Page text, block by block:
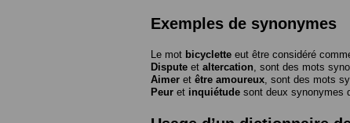
Exemples de synonymes
Le mot bicyclette eut être considéré
Dispute et altercation , sont des mots
Aimer et être amoureux , sont des mots
Peur et inquiétude sont deux synonymes